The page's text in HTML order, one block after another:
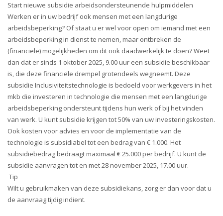
a
v
i
g
a
i
o
n
Start nieuwe subsidie arbeidsondersteunende hulpmiddelen
Werken er in uw bedrijf ook mensen met een langdurige
arbeidsbeperking? Of staat u er wel voor open om iemand met een
arbeidsbeperking in dienst te nemen, maar ontbreken de
(financiële) mogelijkheden om dit ook daadwerkelijk te doen? Weet
dan dat er sinds 1 oktober 2025, 9.00 uur een subsidie beschikbaar
is, die deze financiële drempel grotendeels wegneemt. Deze
subsidie Inclusiviteitstechnologie is bedoeld voor werkgevers in het
mkb die investeren in technologie die mensen met een langdurige
arbeidsbeperking ondersteunt tijdens hun werk of bij het vinden
van werk. U kunt subsidie krijgen tot 50% van uw investeringskosten.
Ook kosten voor advies en voor de implementatie van de
technologie is subsidiabel tot een bedrag van € 1.000. Het
subsidiebedrag bedraagt maximaal € 25.000 per bedrijf. U kunt de
subsidie aanvragen tot en met 28 november 2025, 17.00 uur.
Tip
Wilt u gebruikmaken van deze subsidiekans, zorg er dan voor dat u
de aanvraag tijdig indient.